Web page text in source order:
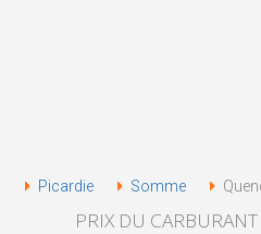
Picardie Somme
PRIX DU